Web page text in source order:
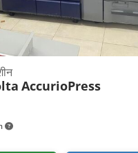
AccurioPress